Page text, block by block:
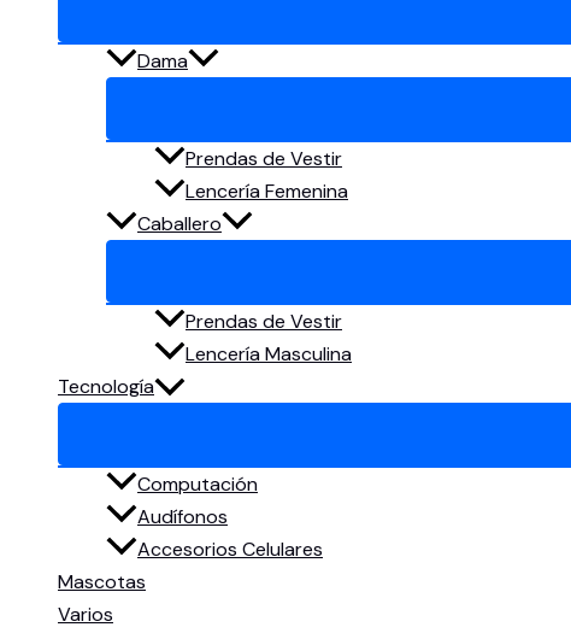
Dama
Prendas de Vestir
Lencería Femenina
Caballero
Prendas de Vestir
Lencería Masculina
Tecnología
Computación
Audífonos
Accesorios Celulares
Mascotas
Varios